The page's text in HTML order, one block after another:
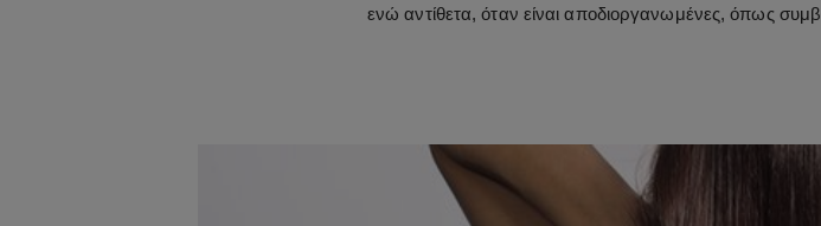
ενώ αντίθετα, όταν είναι αποδιοργανωμένες, όπως